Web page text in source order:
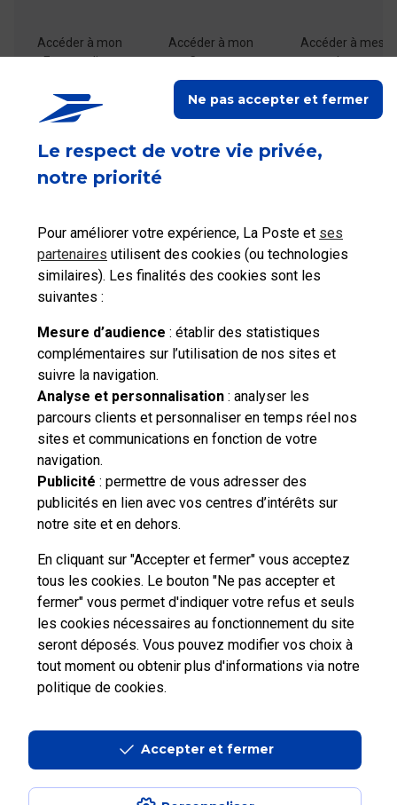
Le respect de votre vie privée,
notre priorité
Pour améliorer votre expérience, La Poste et ses
partenaires utilisent des cookies (ou technologies
similaires). Les finalités des cookies sont les
suivantes :
Mesure d’audience : établir des statistiques
complémentaires sur l’utilisation de nos sites et
suivre la navigation.
Analyse et personnalisation : analyser les
parcours clients et personnaliser en temps réel nos
sites et communications en fonction de votre
navigation.
Publicité : permettre de vous adresser des
publicités en lien avec vos centres d’intérêts sur
notre site et en dehors.
En cliquant sur "Accepter et fermer" vous acceptez
tous les cookies. Le bouton "Ne pas accepter et
fermer" vous permet d'indiquer votre refus et seuls
les cookies nécessaires au fonctionnement du site
seront déposés. Vous pouvez modifier vos choix à
tout moment ou obtenir plus d'informations via notre
politique de cookies.
Ne pas accepter et fermer
Accepter et fermer
Accéder à mon
Espace client
Accéder à mon
Compte
Accéder à mes
achats
Que dois-je faire en cas de perte de mon mot de
passe de mon Compte Pro ?
Besoin d'aide complémentaire ?
Vous n'avez pas trouvé de solution parmi nos FAQs,
vous souhaitez nous contacter ou déposer une
réclamation ?
contacter
Professionnels Entreprises et Collectivités